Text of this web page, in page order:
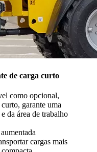
de carga curto
como opcional,
garante uma
da área de trabalho
cargas mais